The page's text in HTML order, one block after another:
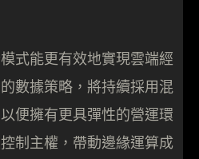
式能更有效地實現雲端經
數據策略，將持續採用混
便擁有更具彈性的營運環
制主權，帶動邊緣運算成